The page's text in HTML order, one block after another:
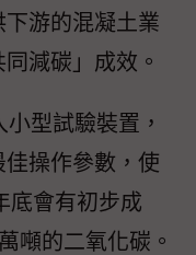
游的混凝土業
減碳」成效。
型試驗裝置，
操作參數，使
底會有初步成
噸的二氧化碳。